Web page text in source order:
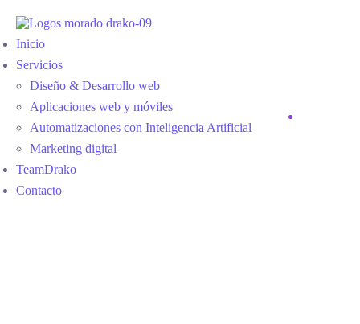
Inicio
Servicios
Diseño & Desarrollo web
Aplicaciones web y móviles
Automatizaciones con Inteligencia Artificial
Marketing digital
TeamDrako
Contacto